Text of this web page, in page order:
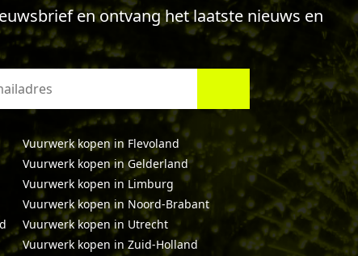
en ontvang het laatste nieuws en
Vuurwerk kopen in Flevoland
Vuurwerk kopen in Gelderland
Vuurwerk kopen in Limburg
Vuurwerk kopen in Noord-Brabant
Vuurwerk kopen in Utrecht
Vuurwerk kopen in Zuid-Holland